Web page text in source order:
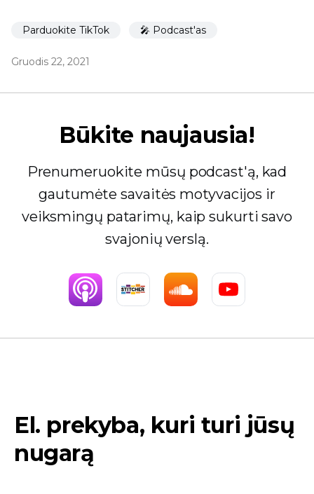
Parduokite TikTok 🎤 Podcast'as
Gruodis 22, 2021
Būkite naujausia!
Prenumeruokite mūsų podcast'ą, kad
gautumėte savaitės motyvacijos ir
veiksmingų patarimų, kaip sukurti savo
svajonių verslą.
El. prekyba, kuri turi jūsų
nugarą